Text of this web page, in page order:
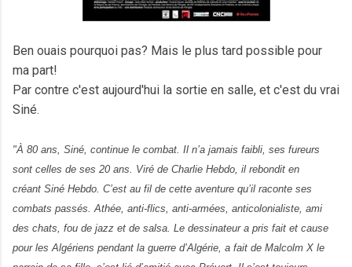
Ben ouais pourquoi pas? Mais le plus tard possible pour
ma part!
Par contre c'est aujourd'hui la sortie en salle, et c'est du vrai
Siné.
"À 80 ans, Siné, continue le combat. Il n’a jamais faibli, ses fureurs
sont celles de ses 20 ans. Viré de Charlie Hebdo, il rebondit en
créant Siné Hebdo. C’est au fil de cette aventure qu’il raconte ses
combats passés. Athée, anti-flics, anti-armées, anticolonialiste, ami
des chats, fou de jazz et de salsa. Le dessinateur a pris fait et cause
pour les Algériens pendant la guerre d’Algérie, a fait de Malcolm X le